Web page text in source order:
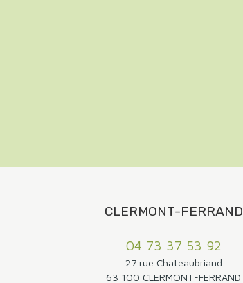
CLERMONT-FERRAND
04 73 37 53 92
27 rue Chateaubriand
63 100 CLERMONT-FERRAND